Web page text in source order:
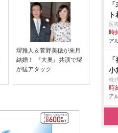
堺雅人＆菅野美穂が来月
結婚！ 『大奥』共演で堺
が猛アタック
医
時
ア
小
株
時
ア